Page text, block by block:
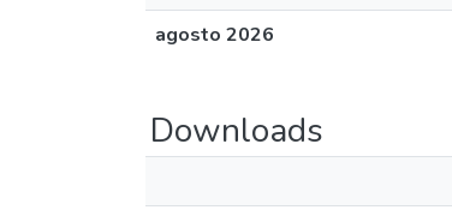
agosto 2026
Downloads